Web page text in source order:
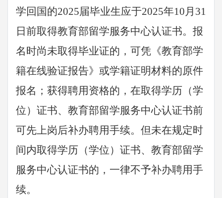
学回国的2025届毕业生应于2025年10月31
日前取得教育部留学服务中心认证书。报
名时尚未取得毕业证的，可凭《教育部学
籍在线验证报告》或学籍证明材料的原件
报名；获得聘用资格的，在取得学历（学
位）证书、教育部留学服务中心认证书前
可先上岗后补办聘用手续。但未在规定时
间内取得学历（学位）证书、教育部留学
服务中心认证书的，一律不予补办聘用手
续。